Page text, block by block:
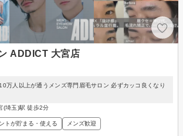
ADDICT 大宮店
万人以上が通うメンズ専門眉毛サロン 必ずカッコ良くなり
(埼玉)駅 徒歩2分
トが貯まる・使える メンズ歓迎